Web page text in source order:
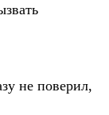
не поверил,